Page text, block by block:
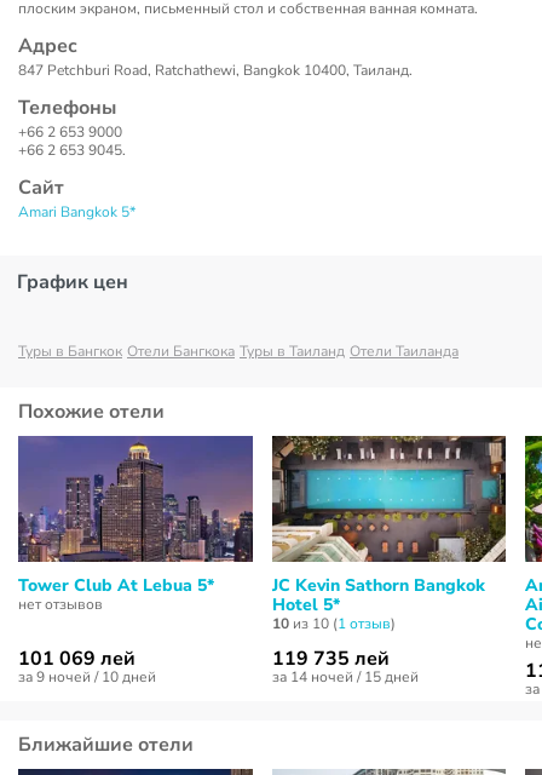
плоским экраном, письменный стол и собственная ванная комната.
Адрес
847 Petchburi Road, Ratchathewi, Bangkok 10400, Таиланд.
Телефоны
+66 2 653 9000
+66 2 653 9045.
Сайт
Amari Bangkok 5*
График цен
Туры в Бангкок Отели Бангкока Туры в Таиланд Отели Таиланда
Похожие отели
Tower Club At Lebua 5*
нет отзывов
101 069 лей
за 9 ночей / 10 дней
JC Kevin Sathorn Bangkok
Hotel 5*
10из 10 (1 отзыв)
119 735 лей
за 14 ночей / 15 дней
Ближайшие отели